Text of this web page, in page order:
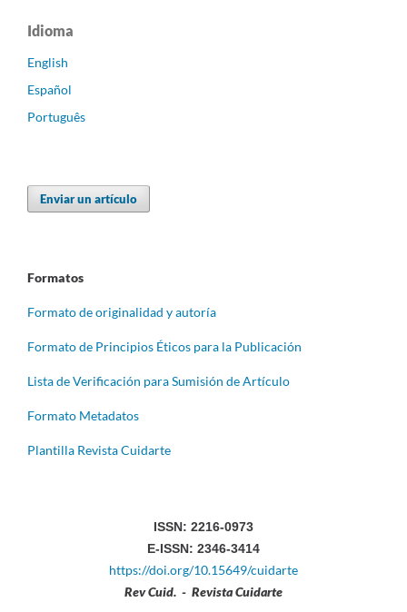
Idioma
English
Español
Português
Enviar un artículo
Formatos
Formato de originalidad y autoría
Formato de Principios Éticos para la Publicación
Lista de Verificación para Sumisión de Artículo
Formato Metadatos
Plantilla Revista Cuidarte
ISSN: 2216-0973
E-ISSN: 2346-3414
https://doi.org/10.15649/cuidarte
Rev Cuid. - Revista Cuidarte